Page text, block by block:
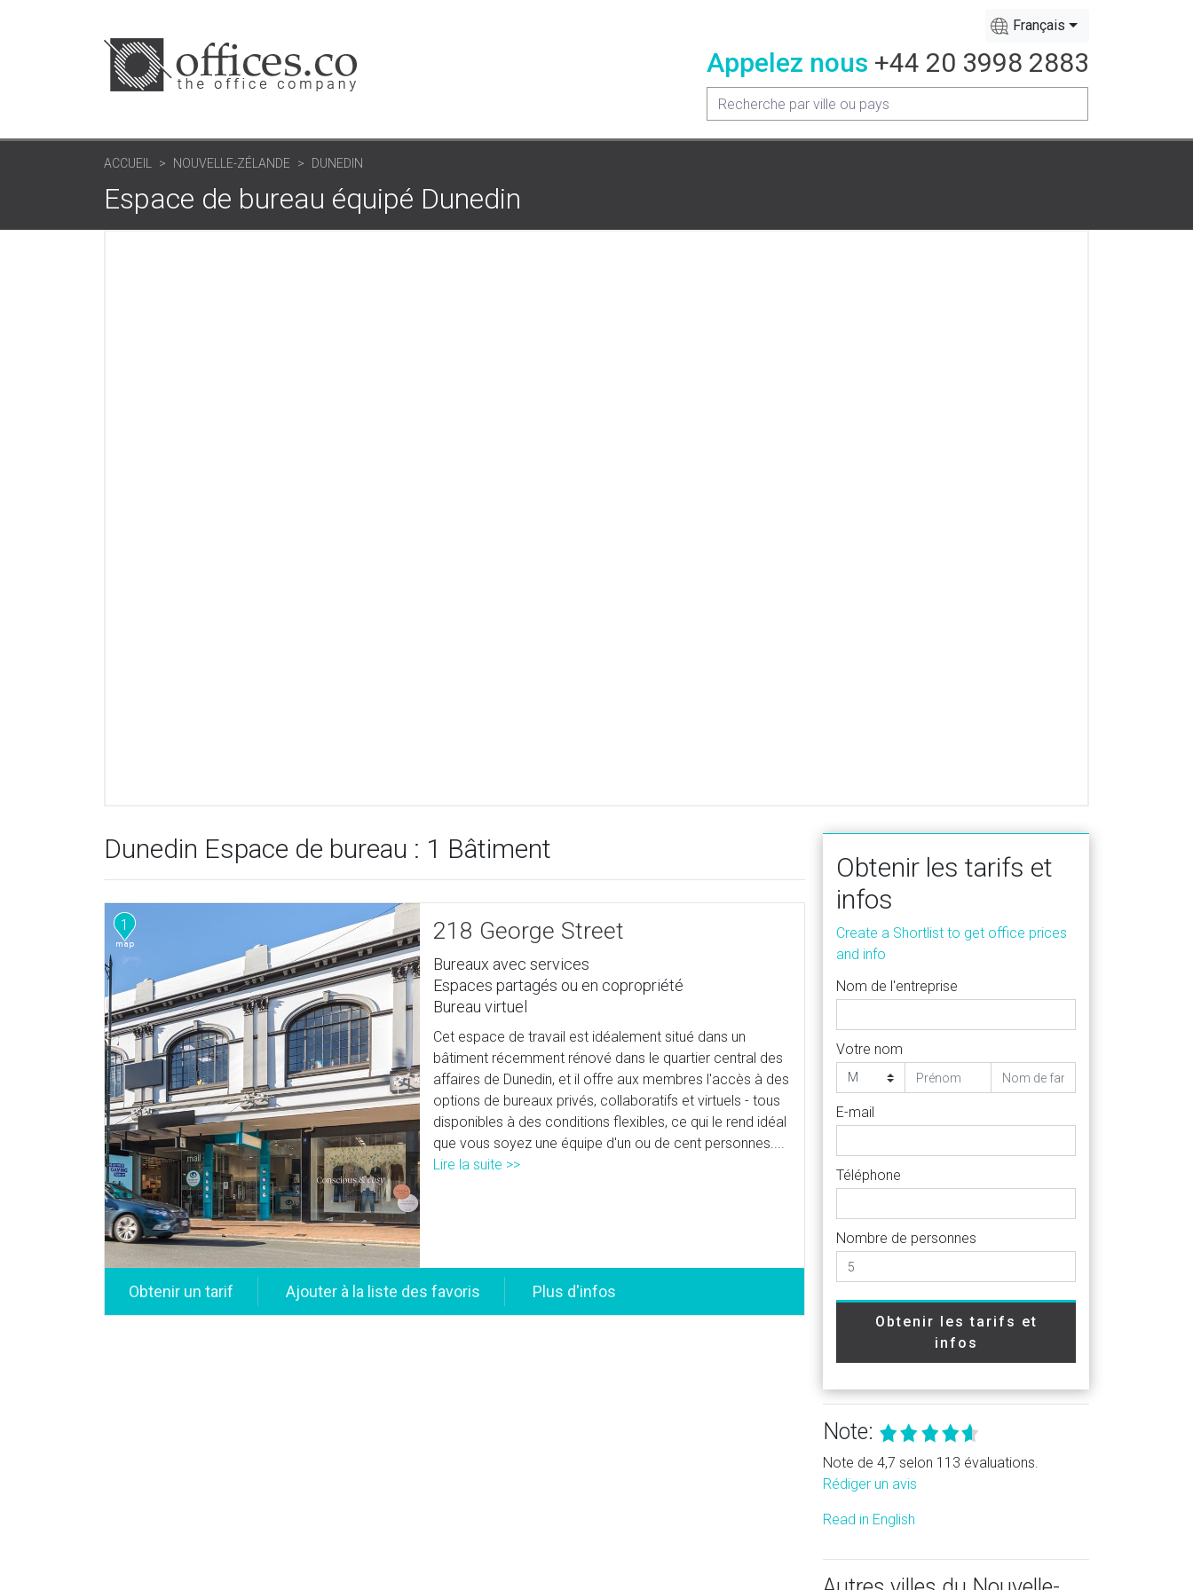
Français
Appelez nous +44 20 3998 2883
ACCUEIL NOUVELLE-ZÉLANDE DUNEDIN
Espace de bureau équipé Dunedin
Dunedin Espace de bureau : 1 Bâtiment
1 218 George Street
Bureaux avec services
Espaces partagés ou en copropriété
Bureau virtuel
Cet espace de travail est idéalement situé dans un
bâtiment récemment rénové dans le quartier central des
affaires de Dunedin, et il offre aux membres l'accès à des
options de bureaux privés, collaboratifs et virtuels - tous
disponibles à des conditions flexibles, ce qui le rend idéal
que vous soyez une équipe d'un ou de cent personnes....
Lire la suite >>
Obtenir les tarifs et
infos
Create a Shortlist to get office prices
and info
Nom de l'entreprise
Votre nom
E-mail
Téléphone
Nombre de personnes
Obtenir les tarifs et
infos
Note:
Note de 4,7 selon 113 évaluations.
Rédiger un avis
Read in English